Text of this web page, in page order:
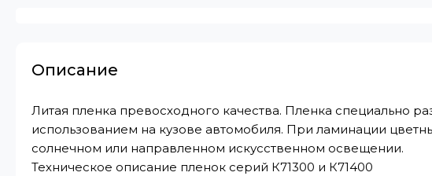
Описание
Литая пленка превосходного качества. Пленка специально
использованием на кузове автомобиля. При ламинации
солнечном или направленном искусственном освещении.
Техническое описание пленок серий К71300 и К71400